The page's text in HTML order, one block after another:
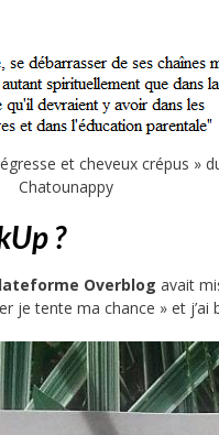
et cheveux crépus »
Chatounappy
?
Overblog avait
je tente ma chance » et j’ai